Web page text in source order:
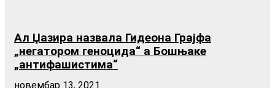
Ал Џазира назвала Гидеона Грајфа
„негатором геноцида“ а Бошњаке
„антифашистима“
новембар 13, 2021